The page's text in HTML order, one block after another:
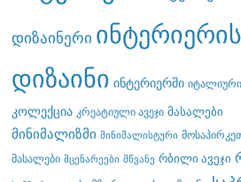
დიზაინერი ინტერიერის
დიზაინი ინტერიერში იტალიური
კოლექცია კრეატიული ავეჯი მასალები
მინიმალიზმი მინიმალისტური
მასალები მცენარეები მწვანე რბილი ავეჯი